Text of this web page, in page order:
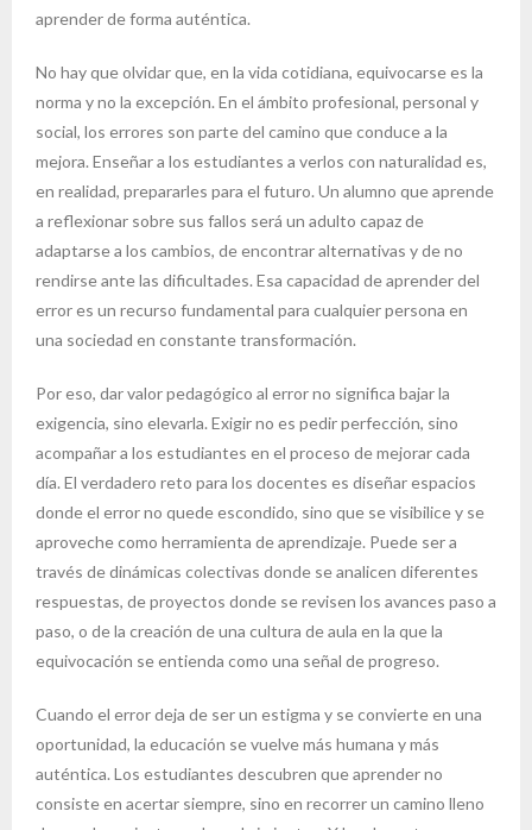
aprender de forma auténtica.
No hay que olvidar que, en la vida cotidiana, equivocarse es la
norma y no la excepción. En el ámbito profesional, personal y
social, los errores son parte del camino que conduce a la
mejora. Enseñar a los estudiantes a verlos con naturalidad es,
en realidad, prepararles para el futuro. Un alumno que aprende
a reflexionar sobre sus fallos será un adulto capaz de
adaptarse a los cambios, de encontrar alternativas y de no
rendirse ante las dificultades. Esa capacidad de aprender del
error es un recurso fundamental para cualquier persona en
una sociedad en constante transformación.
Por eso, dar valor pedagógico al error no significa bajar la
exigencia, sino elevarla. Exigir no es pedir perfección, sino
acompañar a los estudiantes en el proceso de mejorar cada
día. El verdadero reto para los docentes es diseñar espacios
donde el error no quede escondido, sino que se visibilice y se
aproveche como herramienta de aprendizaje. Puede ser a
través de dinámicas colectivas donde se analicen diferentes
respuestas, de proyectos donde se revisen los avances paso a
paso, o de la creación de una cultura de aula en la que la
equivocación se entienda como una señal de progreso.
Cuando el error deja de ser un estigma y se convierte en una
oportunidad, la educación se vuelve más humana y más
auténtica. Los estudiantes descubren que aprender no
consiste en acertar siempre, sino en recorrer un camino lleno